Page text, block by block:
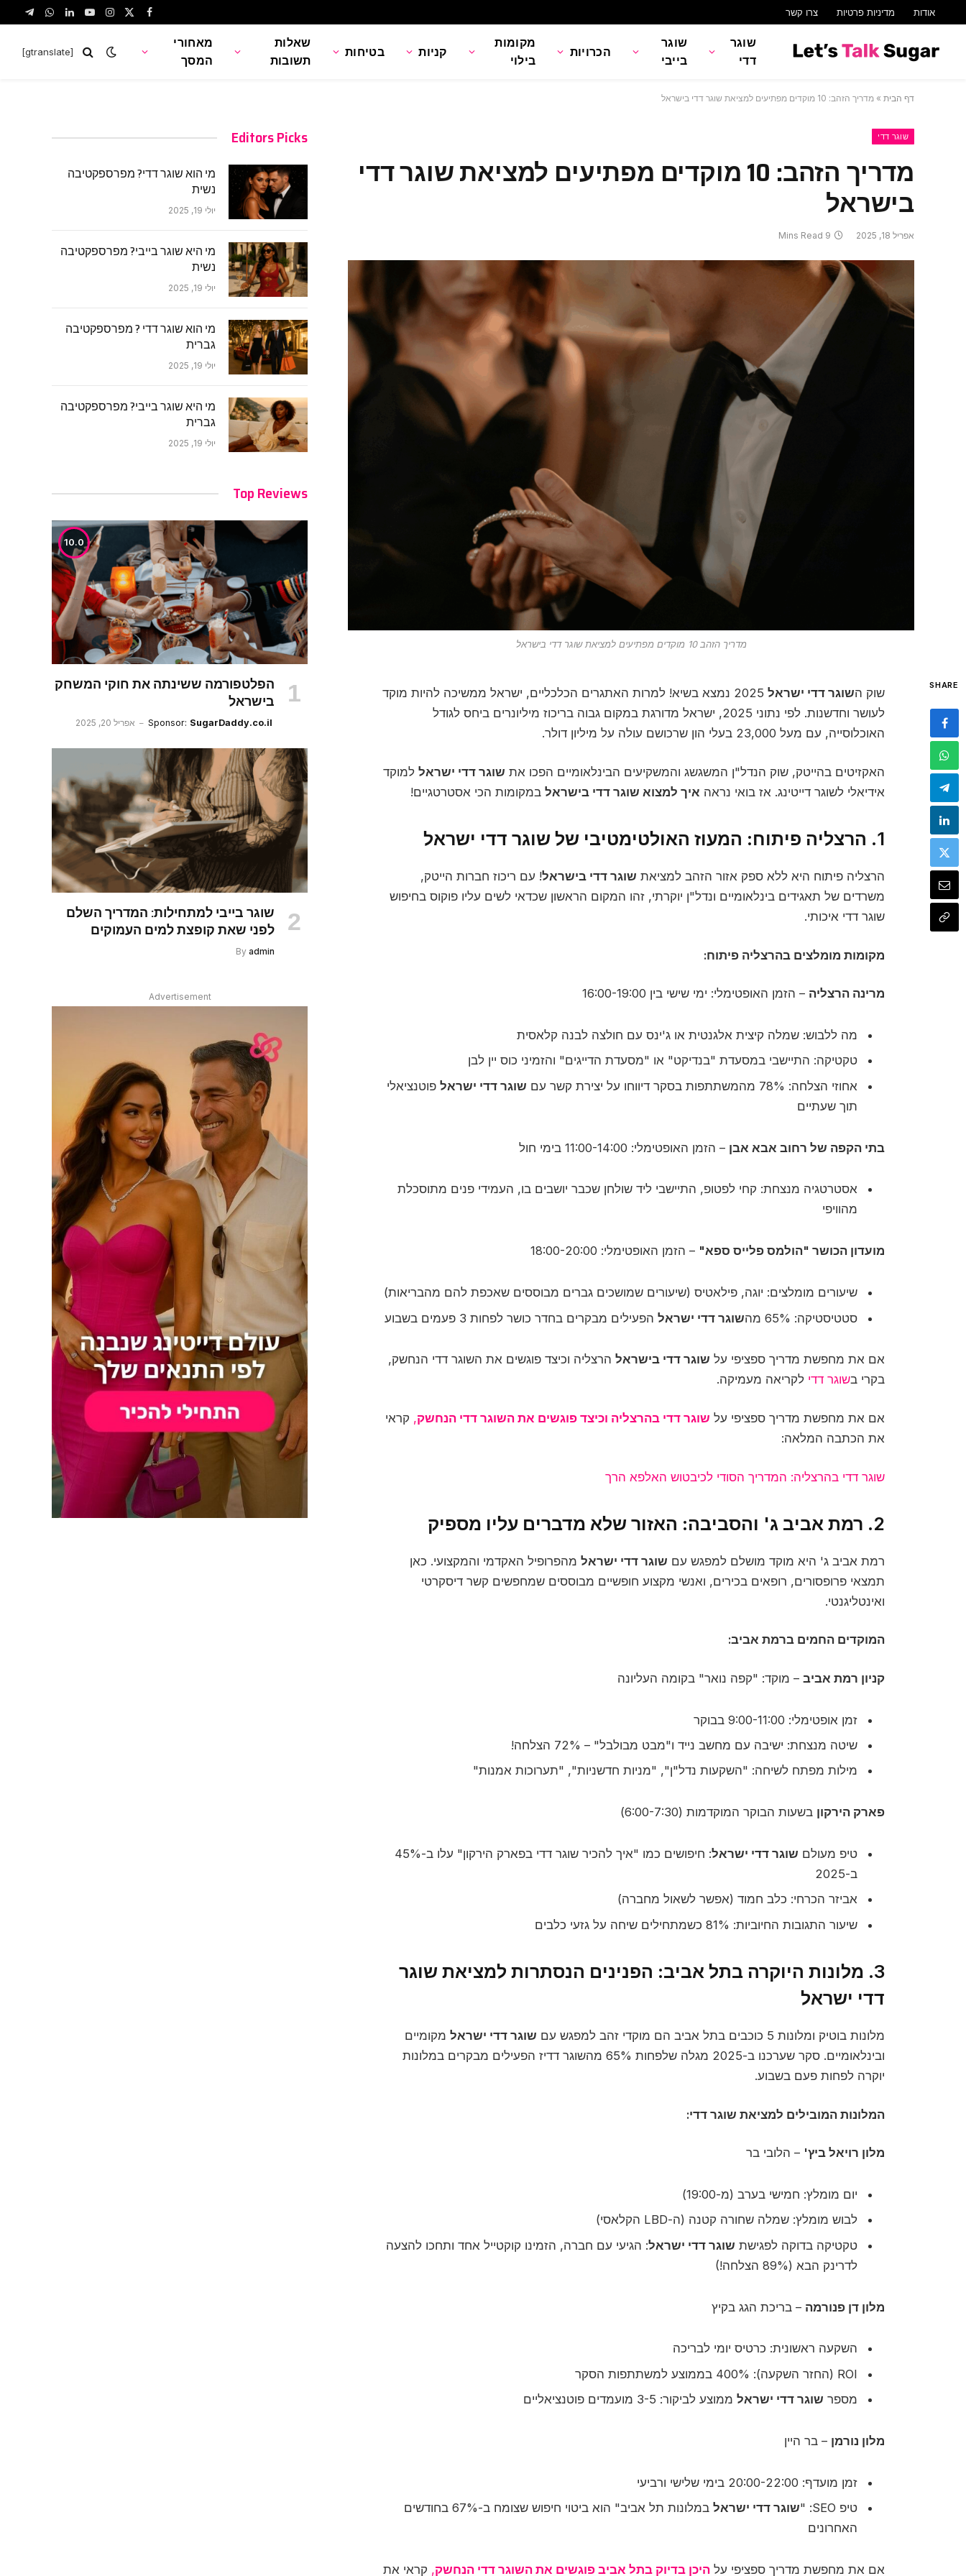
אודות מדיניות פרטיות צרו קשר
Facebook
X
Instagram
YouTube
LinkedIn
WhatsApp
שוגר
דדי
שוגר
בייבי
הכרויות
מקומות
בילוי
קניות בטיחות
שאלות
תשובות
מאחורי
המסך
[gtranslate]
דף הבית » מדריך הזהב: 10 מוקדים מפתיעים למציאת שוגר דדי בישראל
שוגר דדי
מדריך הזהב: 10 מוקדים מפתיעים למציאת שוגר דדי
בישראל
אפריל 18, 2025 9 Mins Read
מדריך הזהב 10 מוקדים מפתיעים למציאת שוגר דדי בישראל
SHARE
שוק השוגר דדי ישראל
2025 נמצא בשיא! למרות האתגרים הכלכליים, ישראל ממשיכה להיות מוקד
לעושר וחדשנות. לפי נתוני 2025, ישראל מדורגת במקום גבוה בריכוז מיליונרים ביחס לגודל
האוכלוסייה, עם מעל 23,000 בעלי הון שרכושם עולה על מיליון דולר.
האקזיטים בהייטק, שוק הנדל"ן המשגשג והמשקיעים הבינלאומיים הפכו את שוגר דדי ישראל למוקד
אידיאלי לשוגר דייטינג. אז בואי נראה איך למצוא שוגר דדי בישראל במקומות הכי אסטרטגיים!
1. הרצליה פיתוח: המעוז האולטימטיבי של שוגר דדי ישראל
הרצליה פיתוח היא ללא ספק אזור הזהב למציאת שוגר דדי בישראל! עם ריכוז חברות הייטק,
משרדים של תאגידים בינלאומיים ונדל"ן יוקרתי, זהו המקום הראשון שכדאי לשים עליו פוקוס בחיפוש
שוגר דדי איכותי.
מקומות מומלצים בהרצליה פיתוח:
מרינה הרצליה – הזמן האופטימלי: ימי שישי בין 16:00-19:00
מה ללבוש: שמלה קיצית אלגנטית או ג'ינס עם חולצה לבנה קלאסית
טקטיקה: התיישבי במסעדת "בנדיקט" או "מסעדת הדייגים" והזמיני כוס יין לבן
אחוזי הצלחה: 78% מהמשתתפות בסקר דיווחו על יצירת קשר עם
שוגר דדי ישראל פוטנציאלי
תוך שעתיים
בתי הקפה של רחוב אבא אבן – הזמן האופטימלי: 11:00-14:00 בימי חול
אסטרטגיה מנצחת: קחי לפטופ, התיישבי ליד שולחן שכבר יושבים בו, העמידי פנים מתוסכלת
מהוויפי
מועדון הכושר "הולמס פלייס ספא" – הזמן האופטימלי: 18:00-20:00
שיעורים מומלצים: יוגה, פילאטיס (שיעורים שמושכים גברים מבוססים שאכפת להם מהבריאות)
סטטיסטיקה: 65% מה
שוגר דדי ישראל הפעילים מבקרים בחדר כושר לפחות 3 פעמים בשבוע
אם את מחפשת מדריך ספציפי על שוגר דדי בישראל הרצליה וכיצד פוגשים את השוגר דדי הנחשק,
בקרי בשוגר דדי לקריאה מעמיקה.
אם את מחפשת מדריך ספציפי על שוגר דדי בהרצליה וכיצד פוגשים את השוגר דדי הנחשק, קראי
את הכתבה המלאה:
שוגר דדי בהרצליה: המדריך הסודי לכיבטוש האלפא הרך
2. רמת אביב ג' והסביבה: האזור שלא מדברים עליו מספיק
רמת אביב ג' היא מוקד מושלם למפגש עם שוגר דדי ישראל מהפרופיל האקדמי והמקצועי. כאן
תמצאי פרופסורים, רופאים בכירים, ואנשי מקצוע חופשיים מבוססים שמחפשים קשר דיסקרטי
ואינטליגנטי.
המוקדים החמים ברמת אביב:
קניון רמת אביב – מוקד: "קפה נואר" בקומה העליונה
זמן אופטימלי: 9:00-11:00 בבוקר
שיטה מנצחת: ישיבה עם מחשב נייד ו"מבט מבולבל" – 72% הצלחה!
מילות מפתח לשיחה: "השקעות נדל"ן", "מניות חדשניות", "תערוכות אמנות"
פארק הירקון בשעות הבוקר המוקדמות (6:00-7:30)
טיפ מעולם שוגר דדי ישראל
: חיפושים כמו "איך להכיר שוגר דדי בפארק הירקון" עלו ב-45%
ב-2025
אביזר הכרחי: כלב חמוד (אפשר לשאול מחברה)
שיעור התגובות החיוביות: 81% כשמתחילים שיחה על גזעי כלבים
3. מלונות היוקרה בתל אביב: הפנינים הנסתרות למציאת שוגר
דדי ישראל
מלונות בוטיק ומלונות 5 כוכבים בתל אביב הם מוקדי זהב למפגש עם שוגר דדי ישראל מקומיים
ובינלאומיים. סקר שערכנו ב-2025 מגלה שלפחות 65% מהשוגר דדיז הפעילים מבקרים במלונות
יוקרה לפחות פעם בשבוע.
המלונות המובילים למציאת שוגר דדי:
מלון רויאל ביץ' – הלובי בר
יום מומלץ: חמישי בערב (מ-19:00)
לבוש מומלץ: שמלה שחורה קטנה (ה-LBD הקלאסי)
טקטיקה בדוקה לפגישת שוגר דדי ישראל: הגיעי עם חברה, הזמינו קוקטייל אחד ותחכו להצעה
לדרינק הבא (89% הצלחה!)
מלון דן פנורמה – בריכת הגג בקיץ
השקעה ראשונית: כרטיס יומי לבריכה
ROI (החזר השקעה): 400% בממוצע למשתתפות הסקר
מספר שוגר דדי ישראל ממוצע לביקור: 3-5 מועמדים פוטנציאליים
מלון נורמן – בר היין
זמן מועדף: 20:00-22:00 בימי שלישי ורביעי
טיפ SEO: "
שוגר דדי ישראל
במלונות תל אביב" הוא ביטוי חיפוש שצומח ב-67% בחודשים
האחרונים
אם את מחפשת מדריך ספציפי על היכן בדיוק בתל אביב פוגשים את השוגר דדי הנחשק, קראי את
Editors Picks
מי הוא שוגר דדי? מפרספקטיבה
נשית
יולי 19, 2025
מי היא שוגר בייבי? מפרספקטיבה
נשית
יולי 19, 2025
מי הוא שוגר דדי ? מפרספקטיבה
גברית
יולי 19, 2025
מי היא שוגר בייבי? מפרספקטיבה
גברית
יולי 19, 2025
Top Reviews
10.0
הפלטפורמה ששינתה את חוקי המשחק
בישראל
Sponsor: SugarDaddy.co.il אפריל 20, 2025
שוגר בייבי למתחילות: המדריך השלם
לפני שאת קופצת למים העמוקים
By admin
Advertisement